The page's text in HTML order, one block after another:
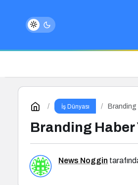
İş Dünyası Branding
Branding Haber
News Noggin